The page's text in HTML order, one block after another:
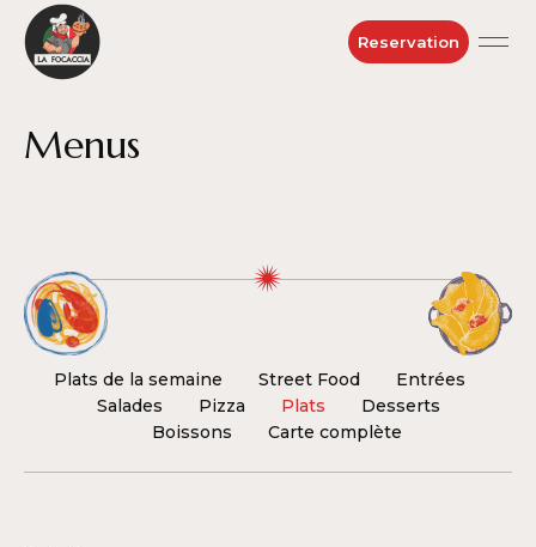
Reservation
Menus
Plats de la semaine Street Food
Entrées
Salades
Pizza Plats
Desserts
Boissons
Carte complète